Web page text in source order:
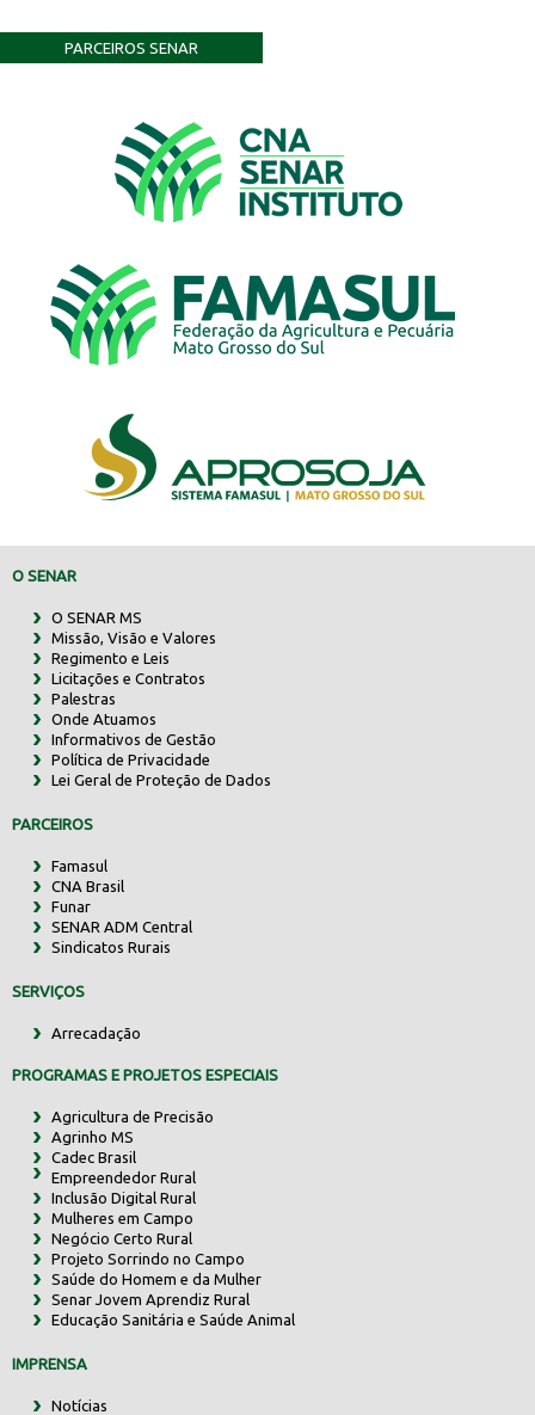
PARCEIROS SENAR
O SENAR
O SENAR MS
Missão, Visão e Valores
Regimento e Leis
Licitações e Contratos
Palestras
Onde Atuamos
Informativos de Gestão
Política de Privacidade
Lei Geral de Proteção de Dados
PARCEIROS
Famasul
CNA Brasil
Funar
SENAR ADM Central
Sindicatos Rurais
SERVIÇOS
Arrecadação
PROGRAMAS E PROJETOS ESPECIAIS
Agricultura de Precisão
Agrinho MS
Cadec Brasil
Empreendedor Rural
Inclusão Digital Rural
Mulheres em Campo
Negócio Certo Rural
Projeto Sorrindo no Campo
Saúde do Homem e da Mulher
Senar Jovem Aprendiz Rural
Educação Sanitária e Saúde Animal
IMPRENSA
Notícias